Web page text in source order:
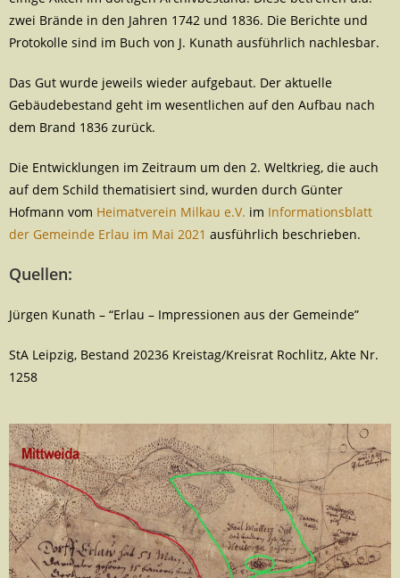
zwei Brände in den Jahren 1742 und 1836. Die Berichte und
Protokolle sind im Buch von J. Kunath ausführlich nachlesbar.
Das Gut wurde jeweils wieder aufgebaut. Der aktuelle
Gebäudebestand geht im wesentlichen auf den Aufbau nach
dem Brand 1836 zurück.
Die Entwicklungen im Zeitraum um den 2. Weltkrieg, die auch
auf dem Schild thematisiert sind, wurden durch Günter
Hofmann vom Heimatverein Milkau e.V. im Informationsblatt
der Gemeinde Erlau im Mai 2021 ausführlich beschrieben.
Quellen:
Jürgen Kunath – “Erlau – Impressionen aus der Gemeinde”
StA Leipzig, Bestand 20236 Kreistag/Kreisrat Rochlitz, Akte Nr.
1258